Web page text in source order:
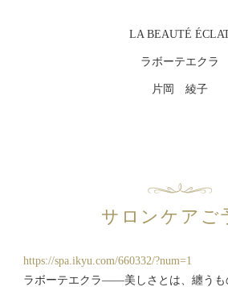
LA BEAUTÉ
ラボーテエクラ
片岡 綾子
サロンケアご
https://spa.ikyu.com/660332/?num=1
ラボーテエクラ——美しさとは、纏うも